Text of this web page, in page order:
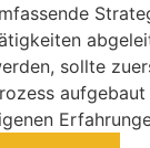
sollte